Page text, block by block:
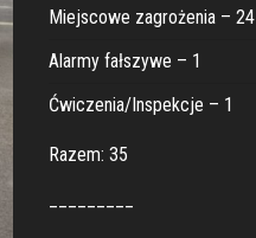
Miejscowe zagrożenia – 24
Alarmy fałszywe – 1
Ćwiczenia/Inspekcje – 1
Razem: 35